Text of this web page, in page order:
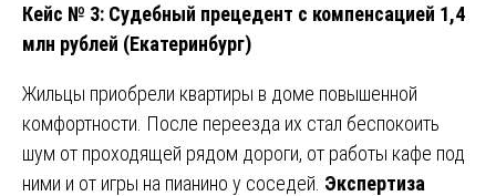
Кейс № 3: Судебный прецедент с компенсацией 1,4
млн рублей (Екатеринбург)
Жильцы приобрели квартиры в доме повышенной
комфортности. После переезда их стал беспокоить
шум от проходящей рядом дороги, от работы кафе под
ними и от игры на пианино у соседей. Экспертиза